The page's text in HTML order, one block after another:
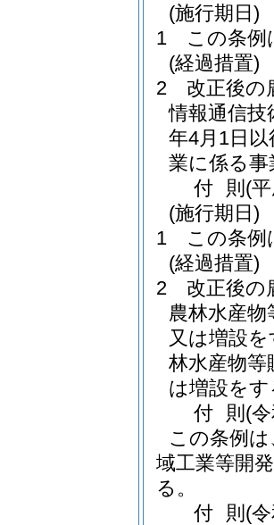
(施行期日)
1
この条例
(経過措置)
2
改正後の
情報通信技
年4月1日
業に係る
付 則 (
(施行期日)
1
この条例
(経過措置)
2
改正後の
農林水産
又は増設
林水産物
は増設を
付 則 (
この条例
域工業等開
る。
付 則 (